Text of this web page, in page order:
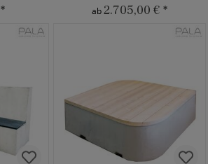
* ab2.705,00 € *